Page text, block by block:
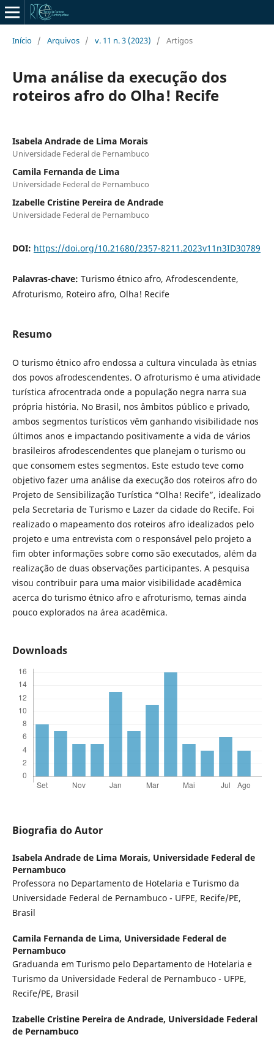
Início / Arquivos / v. 11 n. 3 (2023) / Artigos
Uma análise da execução dos
roteiros afro do Olha! Recife
Isabela Andrade de Lima Morais
Universidade Federal de Pernambuco
Camila Fernanda de Lima
Universidade Federal de Pernambuco
Izabelle Cristine Pereira de Andrade
Universidade Federal de Pernambuco
DOI: https://doi.org/10.21680/2357-8211.2023v11n3ID30789
Palavras-chave: Turismo étnico afro, Afrodescendente,
Afroturismo, Roteiro afro, Olha! Recife
Resumo
O turismo étnico afro endossa a cultura vinculada às etnias
dos povos afrodescendentes. O afroturismo é uma atividade
turística afrocentrada onde a população negra narra sua
própria história. No Brasil, nos âmbitos público e privado,
ambos segmentos turísticos vêm ganhando visibilidade nos
últimos anos e impactando positivamente a vida de vários
brasileiros afrodescendentes que planejam o turismo ou
que consomem estes segmentos. Este estudo teve como
objetivo fazer uma análise da execução dos roteiros afro do
Projeto de Sensibilização Turística “Olha! Recife”, idealizado
pela Secretaria de Turismo e Lazer da cidade do Recife. Foi
realizado o mapeamento dos roteiros afro idealizados pelo
projeto e uma entrevista com o responsável pelo projeto a
fim obter informações sobre como são executados, além da
realização de duas observações participantes. A pesquisa
visou contribuir para uma maior visibilidade acadêmica
acerca do turismo étnico afro e afroturismo, temas ainda
pouco explorados na área acadêmica.
Downloads
Biografia do Autor
Isabela Andrade de Lima Morais, Universidade Federal de
Pernambuco
Professora no Departamento de Hotelaria e Turismo da
Universidade Federal de Pernambuco - UFPE, Recife/PE,
Brasil
Camila Fernanda de Lima, Universidade Federal de
Pernambuco
Graduanda em Turismo pelo Departamento de Hotelaria e
Turismo da Universidade Federal de Pernambuco - UFPE,
Recife/PE, Brasil
Izabelle Cristine Pereira de Andrade, Universidade Federal
de Pernambuco